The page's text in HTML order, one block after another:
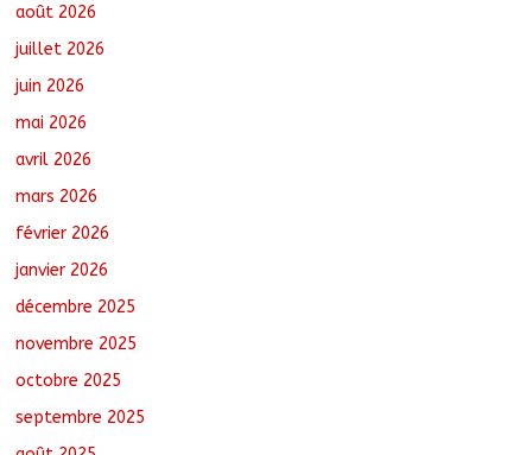
août 2026
juillet 2026
juin 2026
mai 2026
avril 2026
mars 2026
février 2026
janvier 2026
décembre 2025
novembre 2025
octobre 2025
septembre 2025